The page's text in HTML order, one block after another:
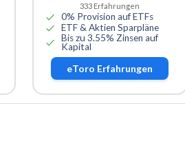
333 Erfahrungen
0% Provision auf ETFs
ETF & Aktien Sparpläne
Bis zu 3.55% Zinsen auf
Kapital
eToro Erfahrungen